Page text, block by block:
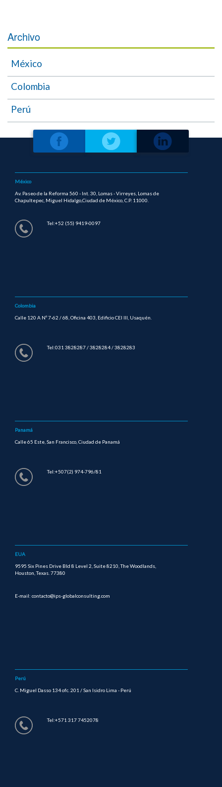
Archivo
México
Colombia
Perú
México
Av. Paseo de la Reforma 560 - Int. 30, Lomas - Virreyes, Lomas de
Chapultepec, Miguel Hidalgo,Ciudad de México, C.P. 11000.
Tel:+52 (55) 9419-0097
Colombia
Calle 120 A Nº 7-62 / 68, Oficina 403, Edificio CEI III, Usaquén.
Tel:031 3828287 / 3828284 / 3828283
Panamá
Calle 65 Este, San Francisco, Ciudad de Panamá
Tel:+507(2) 974-796/81
EUA
9595 Six Pines Drive Bld 8 Level 2, Suite 8210, The Woodlands,
Houston, Texas. 77380
E-mail: contacto@ips-globalconsulting.com
Perú
C. Miguel Dasso 134 ofc. 201 / San Isidro Lima - Perú
Tel:+571 317 7452078